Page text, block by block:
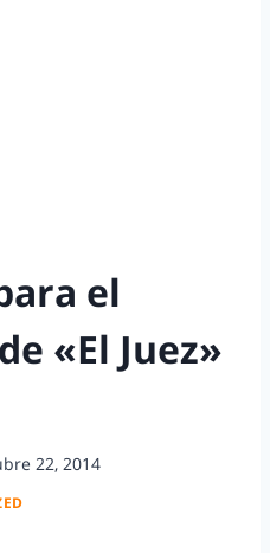
el
«El Juez»
22, 2014